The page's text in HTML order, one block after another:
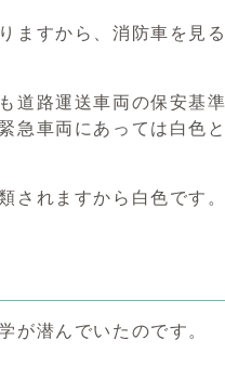
ますから、消防車を見
道路運送車両の保安基
急車両にあっては白色
されますから白色です。
が潜んでいたのです。